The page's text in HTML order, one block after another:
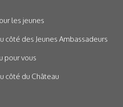
les jeunes
côté des Jeunes Ambassadeurs
pour vous
côté du Château